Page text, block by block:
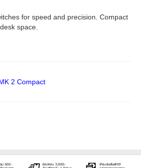
for speed and precision. Compact
space.
2 Compact